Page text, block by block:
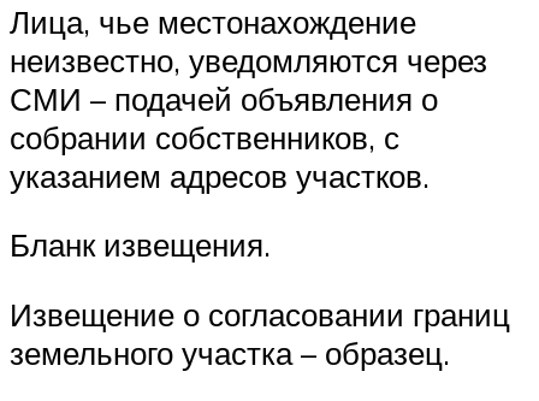
Лица, чье местонахождение
неизвестно, уведомляются через
СМИ – подачей объявления о
собрании собственников, с
указанием адресов участков.
Бланк извещения.
Извещение о согласовании границ
земельного участка – образец.